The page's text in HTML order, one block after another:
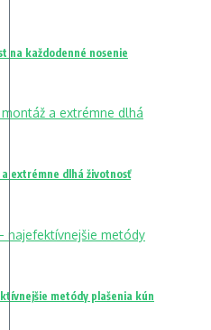
na každodenné nosenie
extrémne dlhá životnosť
metódy plašenia kún